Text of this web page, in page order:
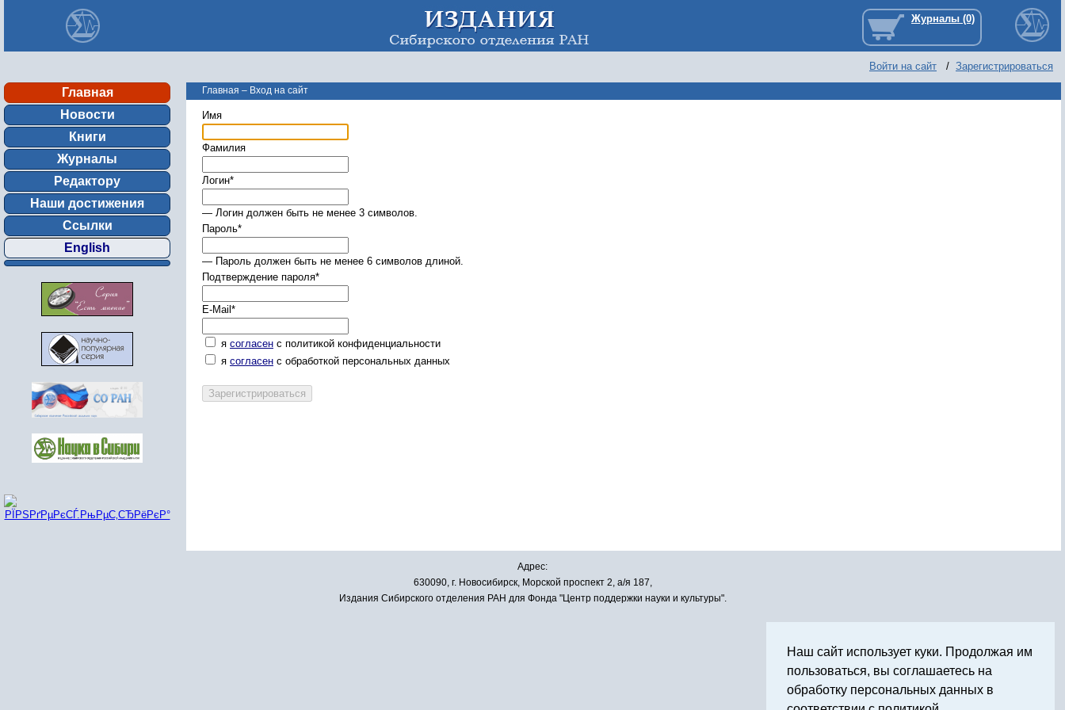
Войти на сайт / Зарегистрироваться
Главная
Новости
Книги
Журналы
Редактору
Наши достижения
Ссылки
English
Главная – Вход на сайт
Имя
Фамилия
Логин*
— Логин должен быть не менее 3 символов.
Пароль*
— Пароль должен быть не менее 6 символов длиной.
Подтверждение пароля*
E-Mail *
я согласен с политикой конфиденциальности
я согласен с обработкой персональных данных
Адрес:
630090, г. Новосибирск, Морской проспект 2, а/я 187,
Издания Сибирского отделения РАН для Фонда "Центр поддержки науки и культуры".
Наш сайт использует куки. Продолжая им
пользоваться, вы соглашаетесь на
обработку персональных данных в